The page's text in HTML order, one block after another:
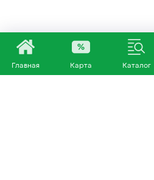
Главная Карта Каталог